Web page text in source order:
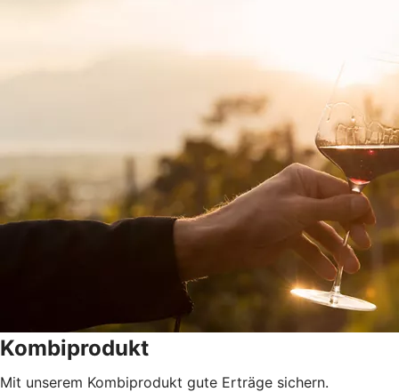
Kombiprodukt
Mit unserem Kombiprodukt gute Erträge sichern.